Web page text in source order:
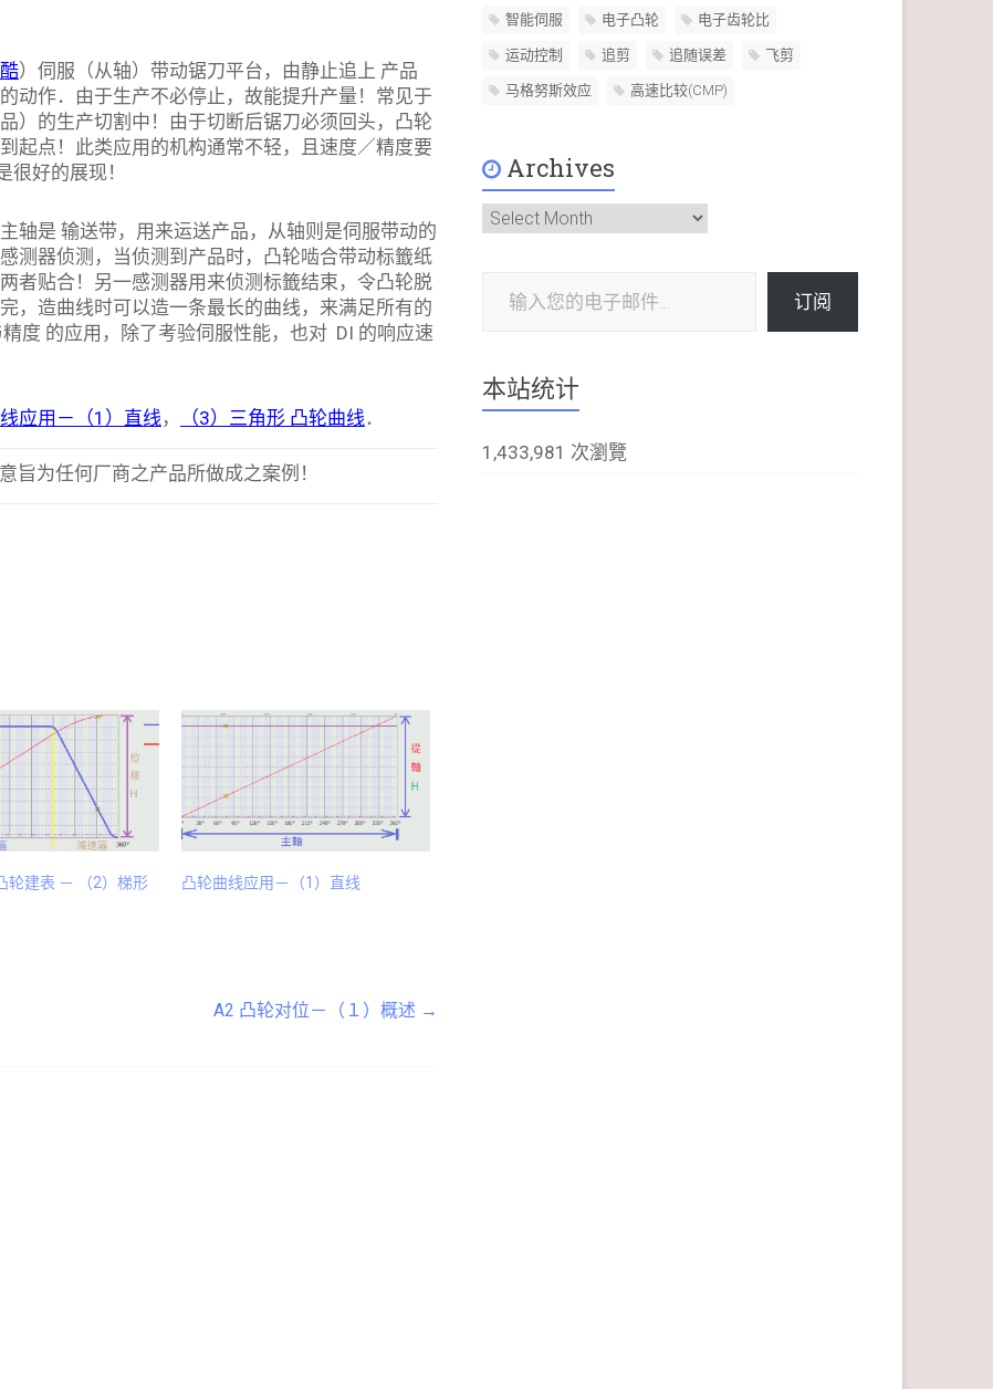
）伺服（从轴）带动锯刀平台，由静止追上 产品
动作．由于生产不必停止，故能提升产量！常见于
）的生产切割中！由于切断后锯刀必须回头，凸轮
起点！此类应用的机构通常不轻，且速度／精度要
好的展现！
轴是 输送带，用来运送产品，从轴则是伺服带动的
测器侦测，当侦测到产品时，凸轮啮合带动标籤纸
者贴合！另一感测器用来侦测标籤结束，令凸轮脱
，造曲线时可以造一条最长的曲线，来满足所有的
度 的应用，除了考验伺服性能，也对 DI 的响应速
应用－（1）直线， （3）三角形 凸轮曲线．
旨为任何厂商之产品所做成之案例！
轮建表 － （2）梯形 凸轮曲线应用－（1）直线
A2 凸轮对位－（１）概述 →
智能伺服 电子凸轮 电子齿轮比
运动控制 追剪 追随误差 飞剪
马格努斯效应 高速比较(CMP)
Archives
Archives
订阅
本站统计
1,433,981 次瀏覽